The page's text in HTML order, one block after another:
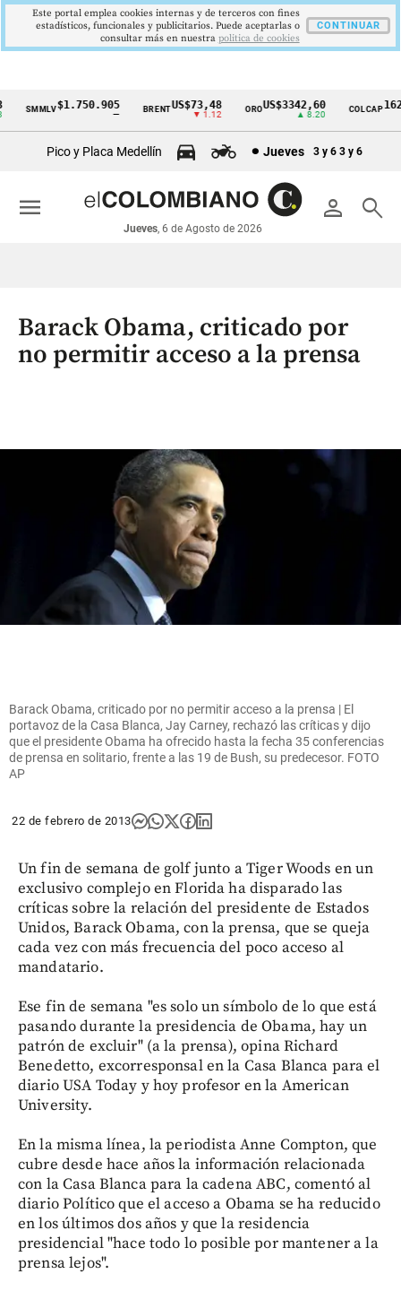
Cintillo
económicos
Colombia
SMMLV$1.750.905 BRENTUS$73,48
▼ 1.12
OROUS$3342,60
▲ 8.20
COLCAP
Pico y Placa Medellín Jueves 3 y 6 3 y 6
person search
Jueves, 6 de Agosto de 2026
menu
Barack Obama, criticado por
no permitir acceso a la prensa
Barack Obama, criticado por no permitir acceso a la prensa | El
portavoz de la Casa Blanca, Jay Carney, rechazó las críticas y dijo
que el presidente Obama ha ofrecido hasta la fecha 35 conferencias
de prensa en solitario, frente a las 19 de Bush, su predecesor. FOTO
AP
22 de febrero de 2013
Un fin de semana de golf junto a Tiger Woods en un
exclusivo complejo en Florida ha disparado las
críticas sobre la relación del presidente de Estados
Unidos, Barack Obama, con la prensa, que se queja
cada vez con más frecuencia del poco acceso al
mandatario.
Ese fin de semana "es solo un símbolo de lo que está
pasando durante la presidencia de Obama, hay un
patrón de excluir" (a la prensa), opina Richard
Benedetto, excorresponsal en la Casa Blanca para el
diario USA Today y hoy profesor en la American
University.
En la misma línea, la periodista Anne Compton, que
cubre desde hace años la información relacionada
con la Casa Blanca para la cadena ABC, comentó al
diario Político que el acceso a Obama se ha reducido
en los últimos dos años y que la residencia
presidencial "hace todo lo posible por mantener a la
prensa lejos".
Este portal emplea cookies internas y de terceros con fines
estadísticos, funcionales y publicitarios. Puede aceptarlas o
consultar más en nuestra politica de cookies
CONTINUAR